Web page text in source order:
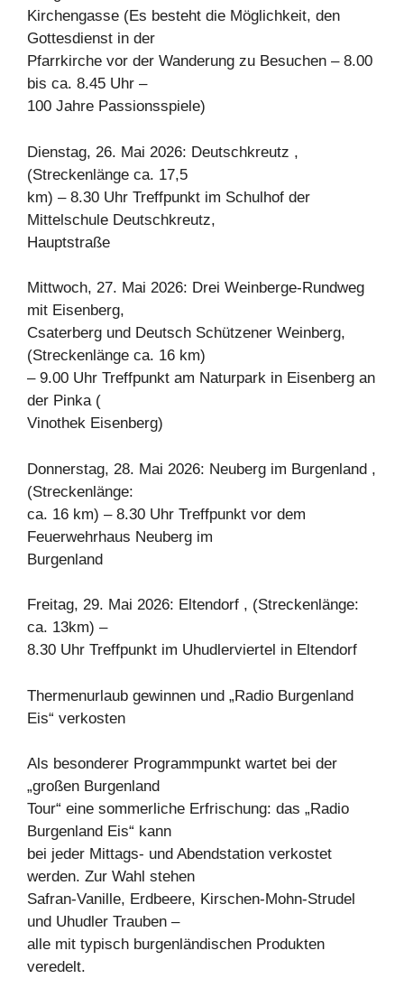
Kirchengasse (Es besteht die Möglichkeit, den
Gottesdienst in der
Pfarrkirche vor der Wanderung zu Besuchen – 8.00
bis ca. 8.45 Uhr –
100 Jahre Passionsspiele)
Dienstag, 26. Mai 2026: Deutschkreutz ,
(Streckenlänge ca. 17,5
km) – 8.30 Uhr Treffpunkt im Schulhof der
Mittelschule Deutschkreutz,
Hauptstraße
Mittwoch, 27. Mai 2026: Drei Weinberge-Rundweg
mit Eisenberg,
Csaterberg und Deutsch Schützener Weinberg,
(Streckenlänge ca. 16 km)
– 9.00 Uhr Treffpunkt am Naturpark in Eisenberg an
der Pinka (
Vinothek Eisenberg)
Donnerstag, 28. Mai 2026: Neuberg im Burgenland ,
(Streckenlänge:
ca. 16 km) – 8.30 Uhr Treffpunkt vor dem
Feuerwehrhaus Neuberg im
Burgenland
Freitag, 29. Mai 2026: Eltendorf , (Streckenlänge:
ca. 13km) –
8.30 Uhr Treffpunkt im Uhudlerviertel in Eltendorf
Thermenurlaub gewinnen und „Radio Burgenland
Eis“ verkosten
Als besonderer Programmpunkt wartet bei der
„großen Burgenland
Tour“ eine sommerliche Erfrischung: das „Radio
Burgenland Eis“ kann
bei jeder Mittags- und Abendstation verkostet
werden. Zur Wahl stehen
Safran-Vanille, Erdbeere, Kirschen-Mohn-Strudel
und Uhudler Trauben –
alle mit typisch burgenländischen Produkten
veredelt.